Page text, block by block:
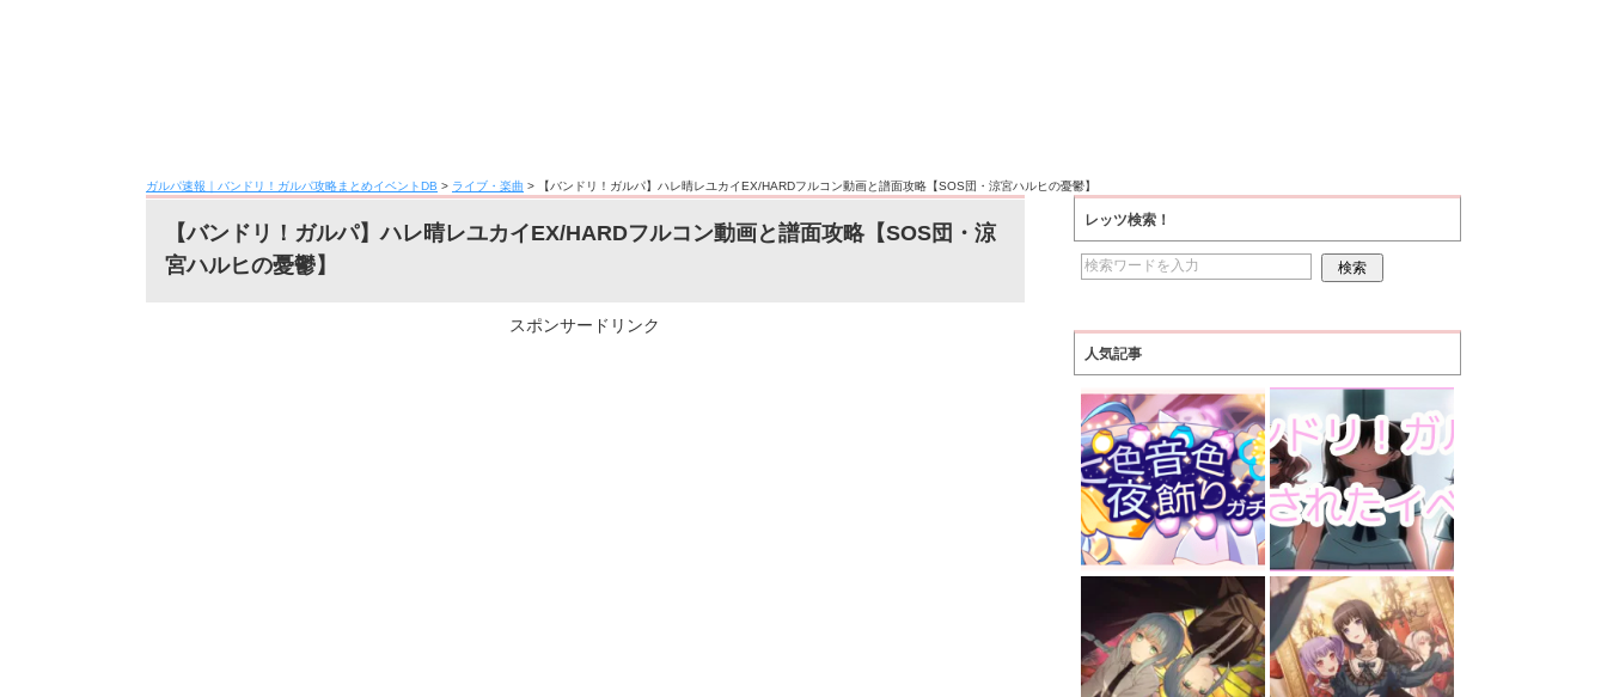
ガルパ速報｜バンドリ！ガルパ攻略まとめイベントDB > ライブ・楽曲 > 【バンドリ！ガルパ】ハレ晴レユカイEX/HARDフルコン動画と譜面攻略【SOS団・涼宮ハルヒの憂鬱】
【バンドリ！ガルパ】ハレ晴レユカイEX/HARDフルコン動画と譜面攻略【SOS団・涼
宮ハルヒの憂鬱】
スポンサードリンク
レッツ検索！
人気記事